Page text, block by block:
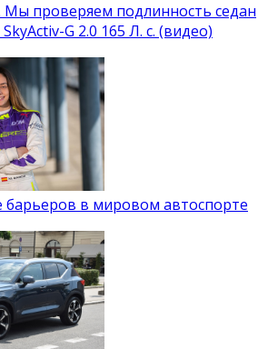
Мы проверяем подлинность седан
G 2.0 165 Л. с. (видео)
барьеров в мировом автоспорте